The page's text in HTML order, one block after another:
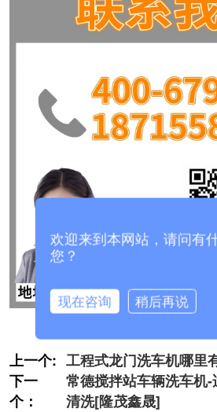
上一个: 工程式龙门洗车机哪里
下一
个：
常德搅拌站车辆洗车机
清洗[隆茂鑫晟]
欢迎来到本网站，请问有
您？
现在咨询 稍后再说